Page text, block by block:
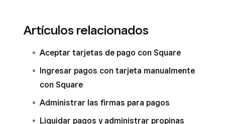
Artículos relacionados
Aceptar tarjetas de pago con Square
Ingresar pagos con tarjeta manualmente
con Square
Administrar las firmas para pagos
Liquidar pagos y administrar propinas